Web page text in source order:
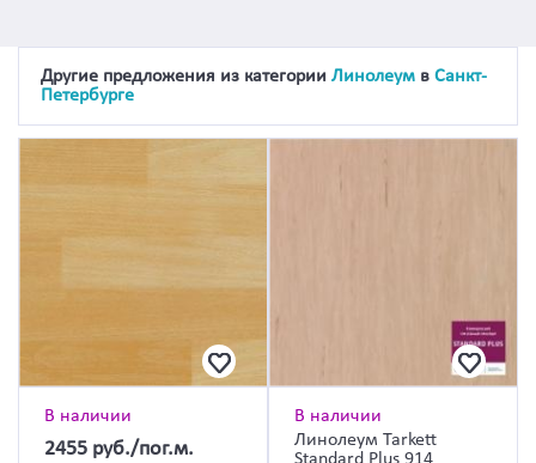
Другие предложения из категории Линолеум в Санкт-
Петербурге
В наличии
2455 руб./пог.м.
В наличии
Линолеум Tarkett